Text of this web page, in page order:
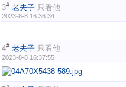
3# 老夫子 只看他
2023-8-8 16:36:34
4# 老夫子 只看他
2023-8-8 16:37:55